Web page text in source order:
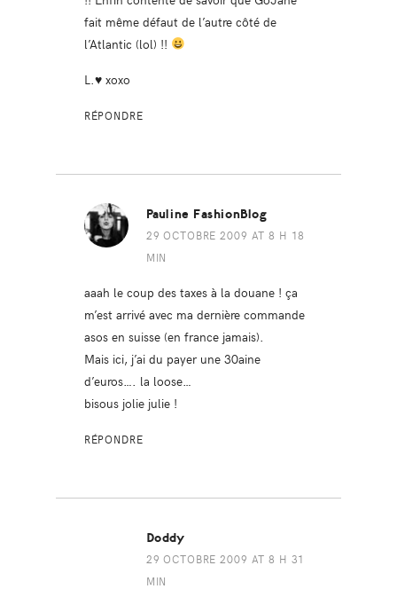
fait même défaut de l’autre côté de
l’Atlantic (lol) !!
L.♥ xoxo
RÉPONDRE
Pauline FashionBlog
29 OCTOBRE 2009 AT 8 H 18
MIN
aaah le coup des taxes à la douane ! ça
m’est arrivé avec ma dernière commande
asos en suisse (en france jamais).
Mais ici, j’ai du payer une 30aine
d’euros…. la loose…
bisous jolie julie !
RÉPONDRE
Doddy
29 OCTOBRE 2009 AT 8 H 31
MIN